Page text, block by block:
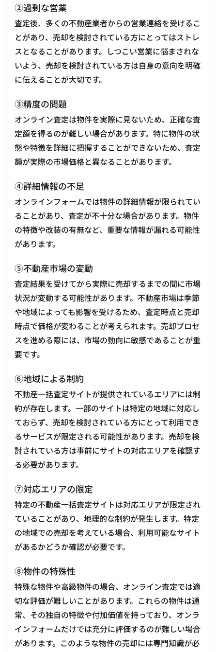
②過剰な営業
査定後、多くの不動産業者からの営業連絡を受けるこ
とがあり、売却を検討されている方にとってはストレ
スとなることがあります。しつこい営業に悩まされな
いよう、売却を検討されている方は自身の意向を明確
に伝えることが大切です。
③精度の問題
オンライン査定は物件を実際に見ないため、正確な査
定額を得るのが難しい場合があります。特に物件の状
態や特徴を詳細に把握することができないため、査定
額が実際の市場価格と異なることがあります。
④詳細情報の不足
オンラインフォームでは物件の詳細情報が限られてい
ることがあり、査定が不十分な場合があります。物件
の特徴や改装の有無など、重要な情報が漏れる可能性
があります。
⑤不動産市場の変動
査定結果を受けてから実際に売却するまでの間に市場
状況が変動する可能性があります。不動産市場は季節
や地域によっても影響を受けるため、査定時点と売却
時点で価格が変わることが考えられます。売却プロセ
スを進める際には、市場の動向に敏感であることが重
要です。
⑥地域による制約
不動産一括査定サイトが提供されているエリアには制
約が存在します。一部のサイトは特定の地域に対応し
ておらず、売却を検討されている方にとって利用でき
るサービスが限定される可能性があります。売却を検
討されている方は事前にサイトの対応エリアを確認す
る必要があります。
⑦対応エリアの限定
特定の不動産一括査定サイトは対応エリアが限定され
ていることがあり、地理的な制約が発生します。特定
の地域での売却を考えている場合、利用可能なサイト
があるかどうか確認が必要です。
⑧物件の特殊性
特殊な物件や高級物件の場合、オンライン査定では適
切な評価が難しいことがあります。これらの物件は通
常、その独自の特徴や付加価値を持っており、オンラ
インフォームだけでは充分に評価するのが難しい場合
があります。このような物件の売却には専門知識が必